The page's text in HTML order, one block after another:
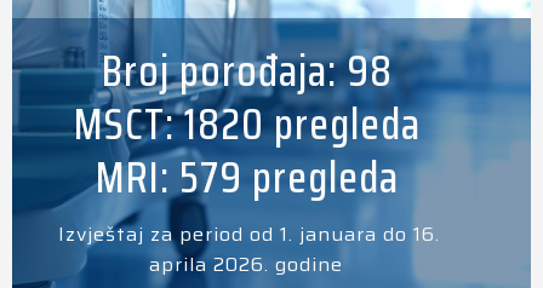
Broj porođaja: 98
MSCT: 1820 pregleda
MRI: 579 pregleda
Izvještaj za period od 1. januara do 16.
aprila 2026. godine